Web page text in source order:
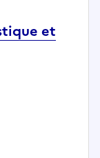
et